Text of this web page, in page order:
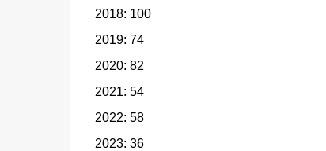
2018: 100
2019: 74
2020: 82
2021: 54
2022: 58
2023: 36